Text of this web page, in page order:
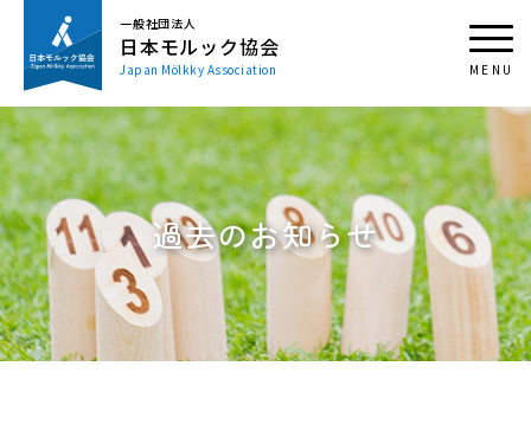
一般社団法人
日本モルック協会
Japan Mölkky Association
過去のお知らせ